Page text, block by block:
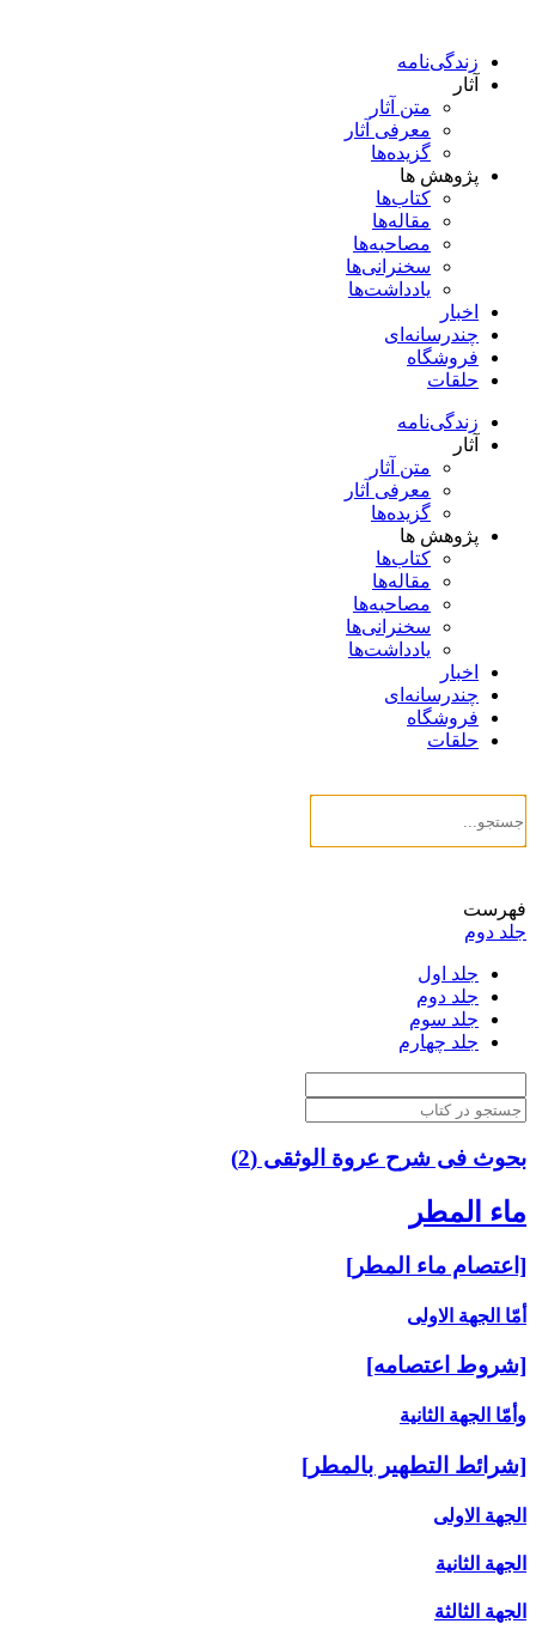
محتوا
زندگی‌نامه
آثار
متن آثار
معرفی آثار
گزیده‌ها
پژوهش ها
کتاب‌ها
مقاله‌ها
مصاحبه‌ها
سخنرانی‌ها
یادداشت‌ها
اخبار
چندرسانه‌ای
فروشگاه
حلقات
زندگی‌نامه
آثار
متن آثار
معرفی آثار
گزیده‌ها
پژوهش ها
کتاب‌ها
مقاله‌ها
مصاحبه‌ها
سخنرانی‌ها
یادداشت‌ها
اخبار
چندرسانه‌ای
فروشگاه
حلقات
فهرست
جلد دوم
جلد اول
جلد دوم
جلد سوم
جلد چهارم
بحوث فی شرح عروة الوثقی (2)
ماء المطر
[اعتصام ماء المطر]
أمّا الجهة الاولى‏
[شروط اعتصامه‏]
وأمّا الجهة الثانية
[شرائط التطهير بالمطر]
الجهة الاولى
الجهة الثانية
الجهة الثالثة